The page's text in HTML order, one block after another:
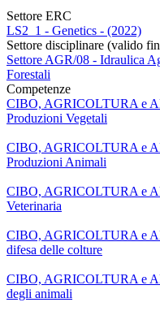
Settore ERC
LS2_1 - Genetics - (2022)
Settore disciplinare (valido
Settore AGR/08 - Idraulica
Forestali
Competenze
CIBO, AGRICOLTURA e
Produzioni Vegetali
CIBO, AGRICOLTURA e
Produzioni Animali
CIBO, AGRICOLTURA e
Veterinaria
CIBO, AGRICOLTURA e
difesa delle colture
CIBO, AGRICOLTURA e
degli animali